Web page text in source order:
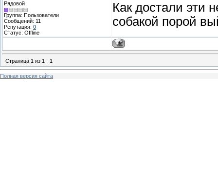
Рядовой
Группа: Пользователи
Сообщений: 11
Репутация: 0
Статус: Offline
Как достали эти
собакой порой
Страница 1 из 1 1
Полная версия сайта